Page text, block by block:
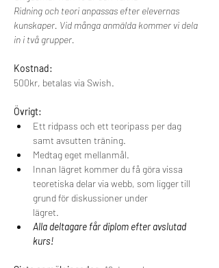
Ridning och teori anpassas efter elevernas
kunskaper. Vid många anmälda kommer vi dela
in i två grupper.
Kostnad:
500kr, betalas via Swish.
Övrigt:
Ett ridpass och ett teoripass per dag
samt avsutten träning.
Medtag eget mellanmål.
Innan lägret kommer du få göra vissa
teoretiska delar via webb, som ligger till
grund för diskussioner under
lägret.
Alla deltagare får diplom efter avslutad
kurs!